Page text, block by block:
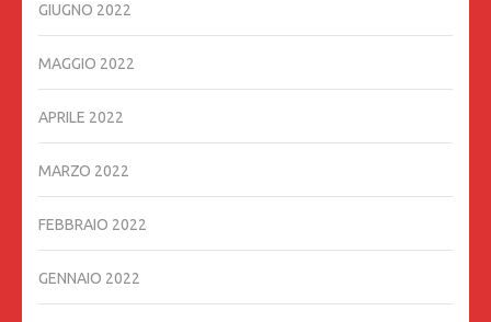
GIUGNO 2022
MAGGIO 2022
APRILE 2022
MARZO 2022
FEBBRAIO 2022
GENNAIO 2022